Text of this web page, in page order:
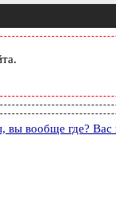
вы вообще где?